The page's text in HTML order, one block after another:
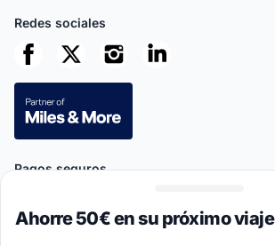
Redes sociales
Pagos seguros
Ahorre 50€ en su próximo viaje